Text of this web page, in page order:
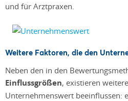
und für Arztpraxen.
Weitere Faktoren, die den
Neben den in den
Einflussgrößen, existieren
Unternehmenswert beeinflussen: